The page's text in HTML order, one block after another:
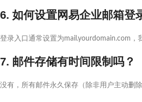
6. 如何设置网易企业邮箱登
登录入口通常设置为mail.yourdomain.com，
7. 邮件存储有时间限制吗？
没有，所有邮件永久保存（除非用户主动删